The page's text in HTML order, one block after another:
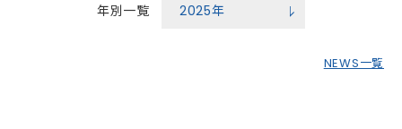
年別一覧 2025年
NEWS一覧